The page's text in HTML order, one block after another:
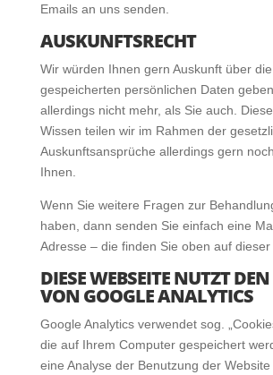
Emails an uns senden.
AUSKUNFTSRECHT
Wir würden Ihnen gern Auskunft über
gespeicherten persönlichen Daten
allerdings nicht mehr, als Sie auch.
Wissen teilen wir im Rahmen der
Auskunftsansprüche allerdings gern
Ihnen.
Wenn Sie weitere Fragen zur
haben, dann senden Sie einfach eine
Adresse – die finden Sie oben auf dieser
DIESE WEBSEITE NUTZT
VON GOOGLE ANALYTICS
Google Analytics verwendet sog.
die auf Ihrem Computer gespeichert
eine Analyse der Benutzung der